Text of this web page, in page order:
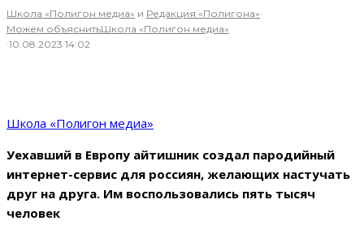
Школа «Полигон медиа» и Редакция «Полигона»·
Можем объяснитьШкола «Полигон медиа»
·10.08.2023 14:02
Школа «Полигон медиа»
Уехавший в Европу айтишник создал пародийный
интернет-сервис для россиян, желающих настучать
друг на друга. Им воспользовались пять тысяч
человек